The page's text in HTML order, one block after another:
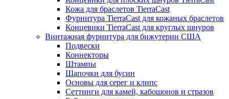
Кожа для браслетов TierraCast
Фурнитура TierraCast для кожаных браслетов
Концевики TierraCast для круглых шнуров
Винтажная фурнитура для бижутерии США
Подвески
Коннекторы
Штампы
Шапочки для бусин
Основы для серег и клипс
Сеттинги для камей, кабошонов и стразов